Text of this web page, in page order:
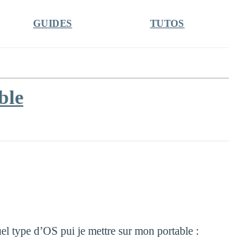
GUIDES TUTOS
type d’OS pui je mettre sur mon portable :